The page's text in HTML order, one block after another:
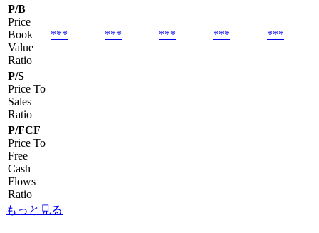
P/B
Price
Book
Value
Ratio
*** *** *** *** ***
P/S
Price To
Sales
Ratio
P/FCF
Price To
Free
Cash
Flows
Ratio
もっと見る